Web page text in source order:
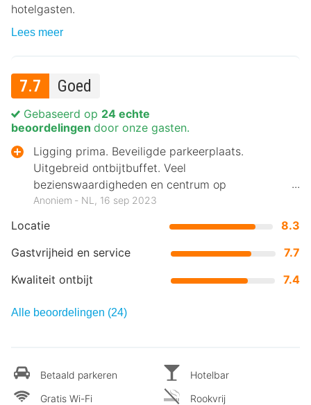
hotelgasten.
Lees meer
7.7 Goed
Locatie
8.3
Gastvrijheid en service
7.7
Kwaliteit ontbijt
7.4
Gebaseerd op 24 echte
beoordelingen door onze gasten.
Ligging prima. Beveiligde parkeerplaats.
Uitgebreid ontbijtbuffet. Veel
bezienswaardigheden en centrum op
loopafstand.
Anoniem ‐ NL, 16 sep 2023
Alle beoordelingen (24)
Betaald parkeren
Gratis Wi-Fi
Hotelbar
Rookvrij